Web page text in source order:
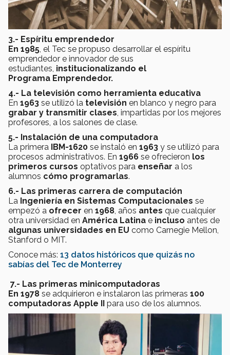
3.- Espíritu emprendedor
En 1985, el Tec se propuso desarrollar el espíritu
emprendedor e innovador de sus
estudiantes, institucionalizando el
Programa Emprendedor.
4.- La televisión como herramienta educativa
En 1963 se utilizó la televisión en blanco y negro para
grabar y transmitir clases, impartidas por los mejores
profesores, a los salones de clase.
5.- Instalación de una computadora
La primera IBM-1620 se instaló en 1963 y se utilizó para
procesos administrativos. En 1966 se ofrecieron los
primeros cursos optativos para enseñar a los
alumnos cómo programarlas.
6.- Las primeras carrera de computación
La Ingeniería en Sistemas Computacionales se
empezó a ofrecer en 1968, años antes que cualquier
otra universidad en América Latina e incluso antes de
algunas universidades en EU como Carnegie Mellon,
Stanford o MIT.
Conoce más: 13 datos históricos que quizás no
sabías del Tec de Monterrey
7.- Las primeras minicomputadoras
En 1978 se adquirieron e instalaron las primeras 100
computadoras Apple II
para uso de los alumnos.